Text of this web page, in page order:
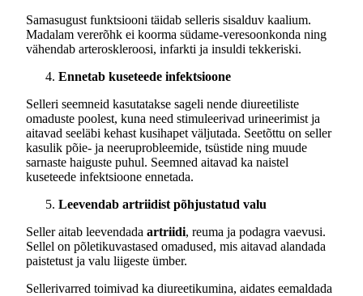
Samasugust funktsiooni täidab selleris sisalduv kaalium.
Madalam vererõhk ei koorma südame-veresoonkonda ning
vähendab arteroskleroosi, infarkti ja insuldi tekkeriski.
Ennetab kuseteede infektsioone
Selleri seemneid kasutatakse sageli nende diureetiliste
omaduste poolest, kuna need stimuleerivad urineerimist ja
aitavad seeläbi kehast kusihapet väljutada. Seetõttu on seller
kasulik põie- ja neeruprobleemide, tsüstide ning muude
sarnaste haiguste puhul. Seemned aitavad ka naistel
kuseteede infektsioone ennetada.
Leevendab artriidist põhjustatud valu
Seller aitab leevendada artriidi, reuma ja podagra vaevusi.
Sellel on põletikuvastased omadused, mis aitavad alandada
paistetust ja valu liigeste ümber.
Sellerivarred toimivad ka diureetikumina, aidates eemaldada